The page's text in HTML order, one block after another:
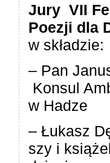
Jury VII
Poezji dla
w składzie:
– Pan
Kon­sul
w Hadze
– Łukasz
szy i